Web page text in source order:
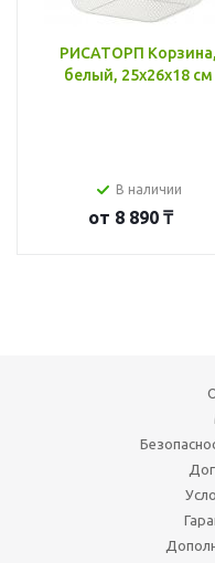
РИСАТОРП Корзина,
белый, 25x26x18 см
В наличии
от 8 890 ₸